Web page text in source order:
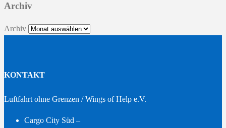
Archiv
Archiv
KONTAKT
Luftfahrt ohne Grenzen / Wings of Help e.V.
Cargo City Süd –